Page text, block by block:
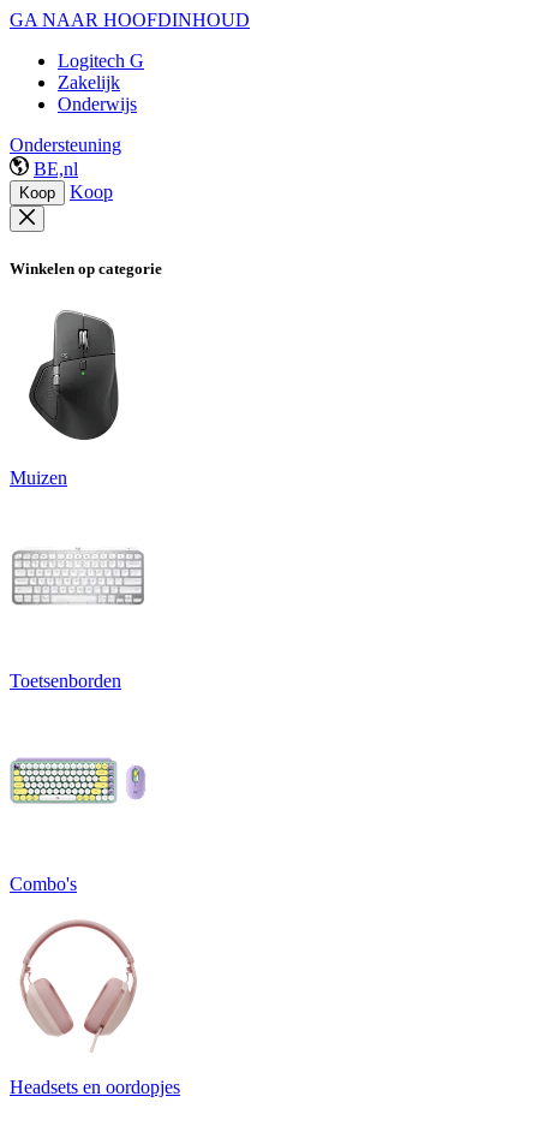
GA NAAR HOOFDINHOUD
Logitech G
Zakelijk
Onderwijs
Ondersteuning
BE,nl
Koop Koop
Winkelen op categorie
Muizen
Toetsenborden
Combo's
Headsets en oordopjes